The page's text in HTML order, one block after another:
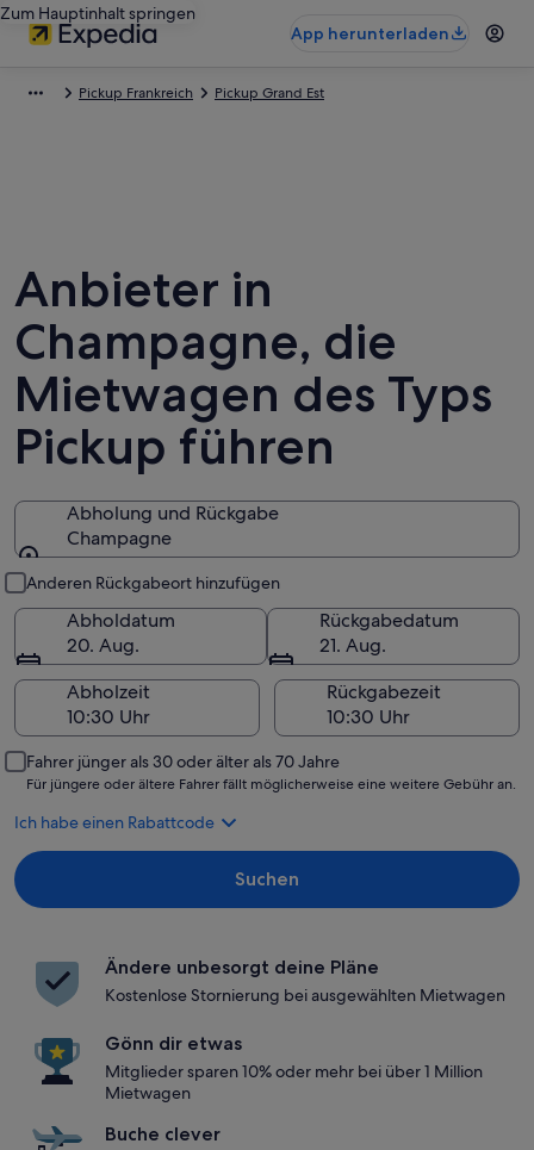
Zum Hauptinhalt springen
App herunterladen
Pickup Frankreich Pickup Grand Est
Anbieter in
Champagne, die
Mietwagen des Typs
Pickup führen
Abholung und Rückgabe
Champagne
Anderen Rückgabeort hinzufügen
Abholdatum
20. Aug.
Rückgabedatum
21. Aug.
Abholzeit
Rückgabezeit
Fahrer jünger als 30 oder älter als 70 Jahre
Für jüngere oder ältere Fahrer fällt möglicherweise eine weitere Gebühr an.
Ich habe einen Rabattcode
Suchen
Ändere unbesorgt deine Pläne
Kostenlose Stornierung bei ausgewählten Mietwagen
Gönn dir etwas
Mitglieder sparen 10% oder mehr bei über 1 Million
Mietwagen
Buche clever